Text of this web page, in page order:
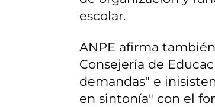
escolar.
ANPE afirma
Consejería de
demandas" e
en sintonía" con el